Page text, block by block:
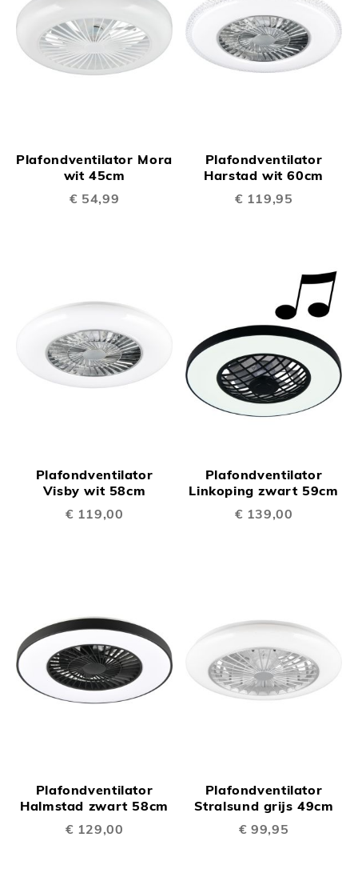
Plafondventilator Mora
wit 45cm
€ 54,99
Plafondventilator
Harstad wit 60cm
€ 119,95
Plafondventilator
Visby wit 58cm
€ 119,00
Plafondventilator
Linkoping zwart 59cm
€ 139,00
Plafondventilator
Halmstad zwart 58cm
€ 129,00
Plafondventilator
Stralsund grijs 49cm
€ 99,95